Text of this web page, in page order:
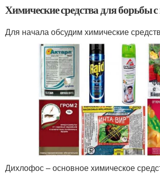
Химические средства для борьбы
Для начала обсудим химические
Дихлофос – основное химическое